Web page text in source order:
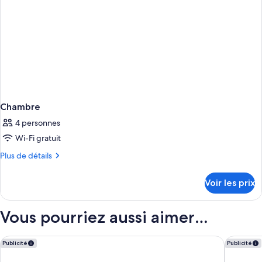
Chambre
4 personnes
Wi-Fi gratuit
Plus de détails
Plus
le
de
Chambre
Voir les prix
Vous pourriez aussi aimer…
Publicité
Rosalma Hostel Publicité
Zero